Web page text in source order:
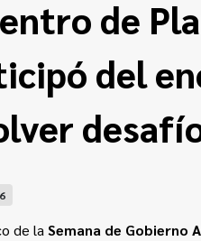
de
del
de laSemana de Gobierno